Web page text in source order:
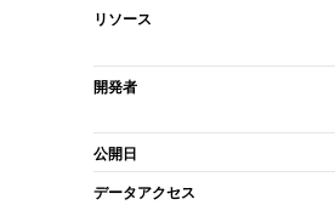
リソース
開発者
公開日
データアクセス